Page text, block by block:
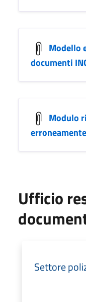
Modello
documenti
Modulo
Ufficio
Settore